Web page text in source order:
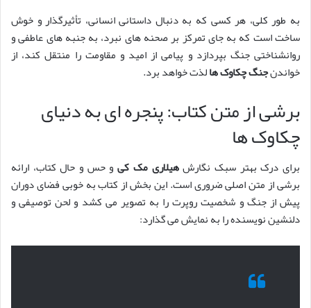
به طور کلی، هر کسی که به دنبال داستانی انسانی، تأثیرگذار و خوش
ساخت است که به جای تمرکز بر صحنه های نبرد، به جنبه های عاطفی و
روانشناختی جنگ بپردازد و پیامی از امید و مقاومت را منتقل کند، از
خواندنجنگ چکاوک هالذت خواهد برد.
برشی از متن کتاب: پنجره ای به دنیای
چکاوک ها
برای درک بهتر سبک نگارشهیلاری مک کیو حس و حال کتاب، ارائه
برشی از متن اصلی ضروری است. این بخش از کتاب به خوبی فضای دوران
پیش از جنگ و شخصیت روپرت را به تصویر می کشد و لحن توصیفی و
دلنشین نویسنده را به نمایش می گذارد: